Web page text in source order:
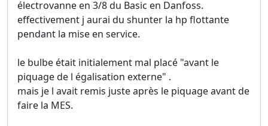
électrovanne en 3/8 du Basic en Danfoss.
effectivement j aurai du shunter la hp flottante
pendant la mise en service.
le bulbe était initialement mal placé "avant le
piquage de l égalisation externe" .
mais je l avait remis juste après le piquage avant de
faire la MES.